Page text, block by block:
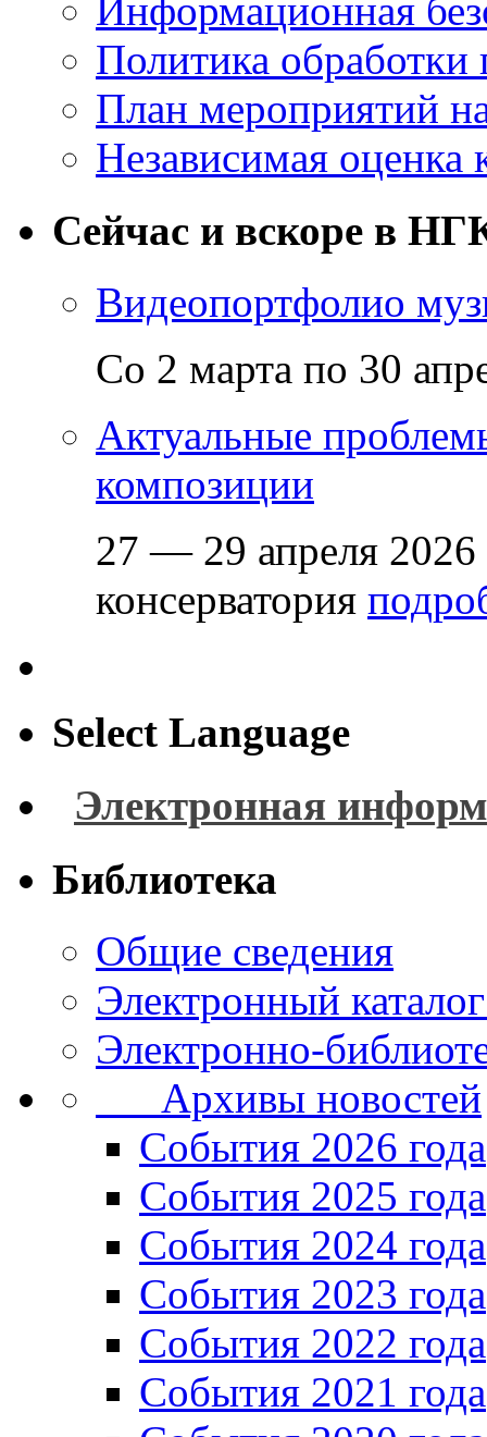
Информационная
Политика
План мероприятий
Независимая оценка
Сейчас и вскоре в
Видеопортфолио
Со 2 марта по 30
Актуальные
композиции
27 — 29 апреля 2026
консерватория
Select Language
Электронная
Библиотека
Общие сведения
Электронный
Электронно-
Архивы новостей
Cобытия 2026 года
События 2025 года
События 2024 года
События 2023 года
Cобытия 2022 года
Cобытия 2021 года